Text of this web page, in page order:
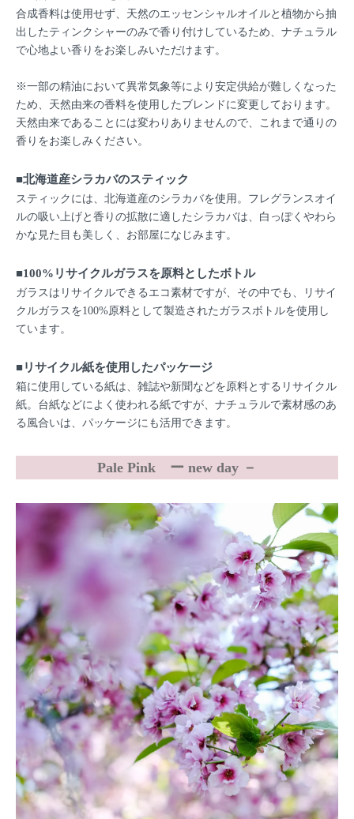
合成香料は使用せず、天然のエッセンシャルオイルと植物から抽
出したティンクシャーのみで香り付けしているため、ナチュラル
で心地よい香りをお楽しみいただけます。
※一部の精油において異常気象等により安定供給が難しくなった
ため、天然由来の香料を使用したブレンドに変更しております。
天然由来であることには変わりありませんので、これまで通りの
香りをお楽しみください。
■北海道産シラカバのスティック
スティックには、北海道産のシラカバを使用。フレグランスオイ
ルの吸い上げと香りの拡散に適したシラカバは、白っぽくやわら
かな見た目も美しく、お部屋になじみます。
■100%リサイクルガラスを原料としたボトル
ガラスはリサイクルできるエコ素材ですが、その中でも、リサイ
クルガラスを100%原料として製造されたガラスボトルを使用し
ています。
■リサイクル紙を使用したパッケージ
箱に使用している紙は、雑誌や新聞などを原料とするリサイクル
紙。台紙などによく使われる紙ですが、ナチュラルで素材感のあ
る風合いは、パッケージにも活用できます。
Pale Pink ー new day －